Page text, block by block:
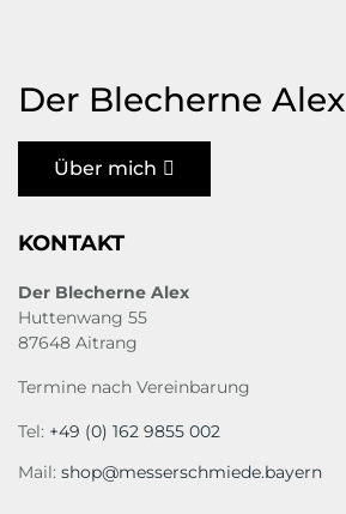
Der Blecherne Alex
Über mich
KONTAKT
Der Blecherne Alex
Huttenwang 55
87648 Aitrang
Termine nach Vereinbarung
Tel: +49 (0) 162 9855 002
Mail: shop@messerschmiede.bayern